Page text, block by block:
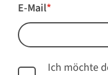
E-Mail*
Ich möchte